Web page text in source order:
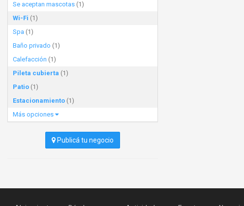
Se aceptan mascotas (1)
Wi-Fi (1)
Spa (1)
Baño privado (1)
Calefacción (1)
Pileta cubierta (1)
Patio (1)
Estacionamiento (1)
Más opciones
Publicá tu negocio